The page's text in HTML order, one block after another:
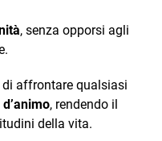
, senza opporsi agli
di affrontare qualsiasi
, rendendo il
della vita.